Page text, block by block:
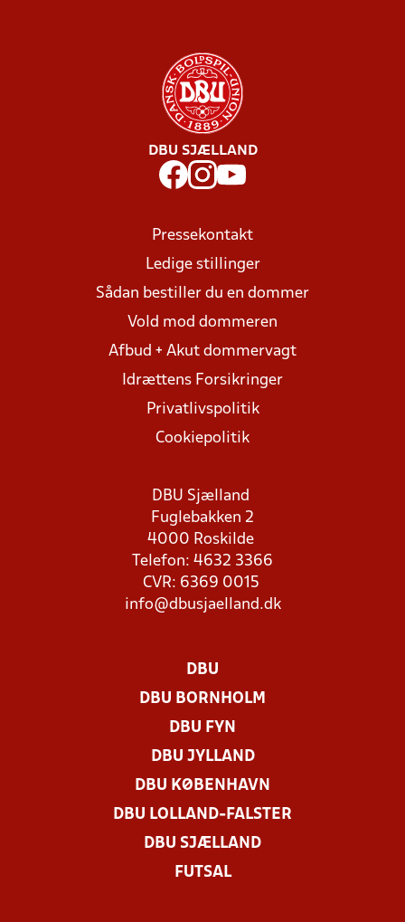
DBU SJÆLLAND
Pressekontakt
Ledige stillinger
Sådan bestiller du en dommer
Vold mod dommeren
Afbud + Akut dommervagt
Idrættens Forsikringer
Privatlivspolitik
Cookiepolitik
DBU Sjælland
Fuglebakken 2
4000 Roskilde
Telefon: 4632 3366
CVR: 6369 0015
info@dbusjaelland.dk
DBU
DBU BORNHOLM
DBU FYN
DBU JYLLAND
DBU KØBENHAVN
DBU LOLLAND-FALSTER
DBU SJÆLLAND
FUTSAL